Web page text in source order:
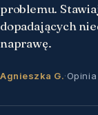
problemu.
dopadających
naprawę.
Agnieszka G.·